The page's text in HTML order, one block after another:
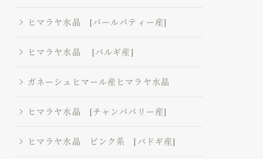
ヒマラヤ水晶 [パールバティー産]
ヒマラヤ水晶 [パルギ産]
ガネーシュヒマール産ヒマラヤ水晶
ヒマラヤ水晶 [チャンババリー産]
ヒマラヤ水晶 ピンク系 [バドギ産]